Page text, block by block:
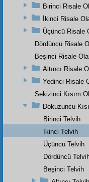
Birinci Risale
İkinci Risale
Üçüncü Risale
Dördüncü Risale
Beşinci Risale
Altıncı Risale
Yedinci Risale
Sekizinci Kısım
Dokuzuncu
Birinci Telvih
İkinci Telvih
Üçüncü Telvih
Dördüncü
Beşinci Telvih